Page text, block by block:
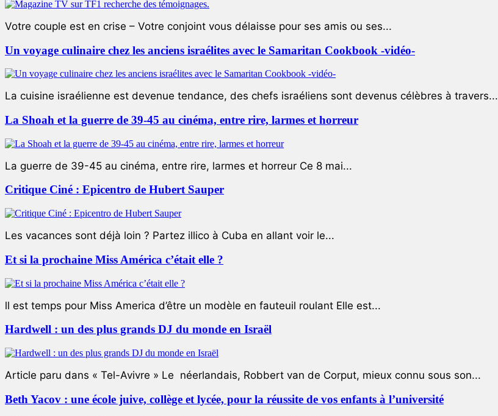
Votre couple est en crise – Votre conjoint vous délaisse pour ses amis ou ses...
Un voyage culinaire chez les anciens israélites avec le Samaritan Cookbook -vidéo-
La cuisine israélienne est devenue tendance, des chefs israéliens sont devenus célèbres à travers...
La Shoah et la guerre de 39-45 au cinéma, entre rire, larmes et horreur
La guerre de 39-45 au cinéma, entre rire, larmes et horreur Ce 8 mai...
Critique Ciné : Epicentro de Hubert Sauper
Les vacances sont déjà loin ? Partez illico à Cuba en allant voir le...
Et si la prochaine Miss América c’était elle ?
ll est temps pour Miss America d’être un modèle en fauteuil roulant Elle est...
Hardwell : un des plus grands DJ du monde en Israël
Article paru dans « Tel-Avivre » Le néerlandais, Robbert van de Corput, mieux connu sous son...
Beth Yacov : une école juive, collège et lycée, pour la réussite de vos enfants à l’université